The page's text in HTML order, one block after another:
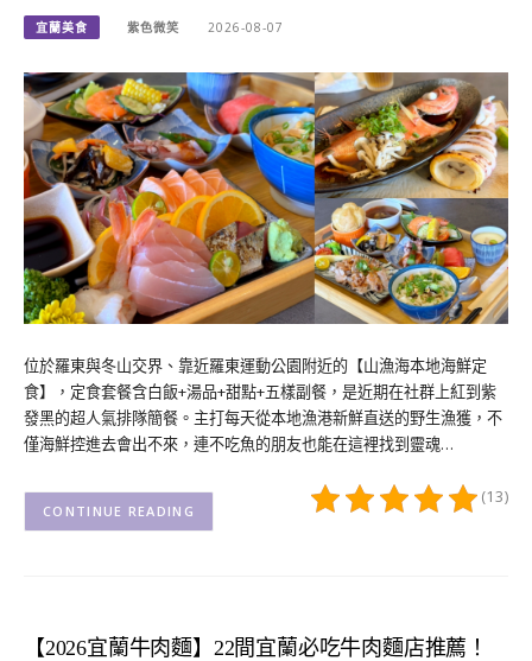
宜蘭美食 紫色微笑 2026-08-07
位於羅東與冬山交界、靠近羅東運動公園附近的【山漁海本地海鮮定
食】，定食套餐含白飯+湯品+甜點+五樣副餐，是近期在社群上紅到紫
發黑的超人氣排隊簡餐。主打每天從本地漁港新鮮直送的野生漁獲，不
僅海鮮控進去會出不來，連不吃魚的朋友也能在這裡找到靈魂…
(13)
CONTINUE READING
【2026宜蘭牛肉麵】22間宜蘭必吃牛肉麵店推薦！